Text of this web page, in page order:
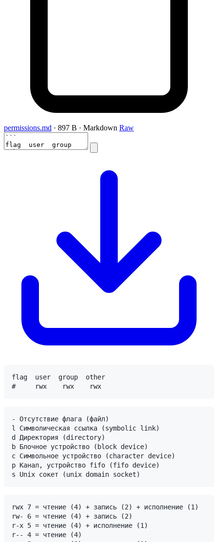
permissions.md · 897 B · Markdown Raw
flag  user  group  other
- Отсутствие флага (файл)
l Символическая ссылка (symbolic link)
d Директория (directory)
b Блочное устройство (block device)
c Символьное устройство (character device)
p Канал, устройство fifo (fifo device)
rwx 7 = чтение (4) + запись (2) + исполнение (1)
rw- 6 = чтение (4) + запись (2)
r-x 5 = чтение (4) + исполнение (1)
r-- 4 = чтение (4)